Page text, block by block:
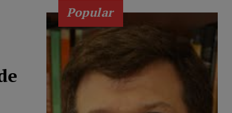
Popular